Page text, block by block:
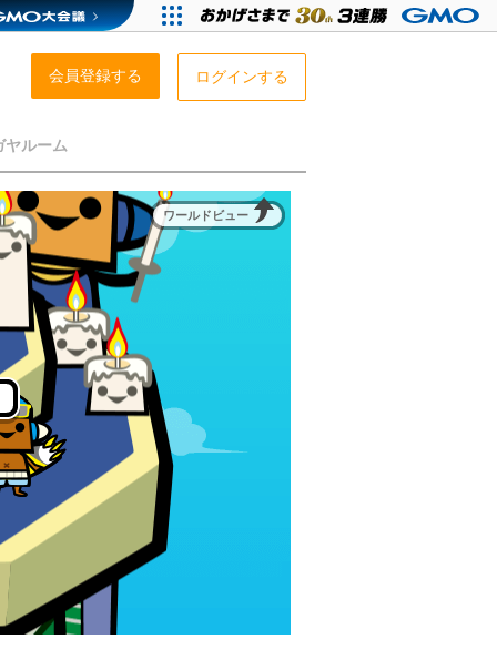
会員登録する ログインする
ヤルーム
ワールドビュー